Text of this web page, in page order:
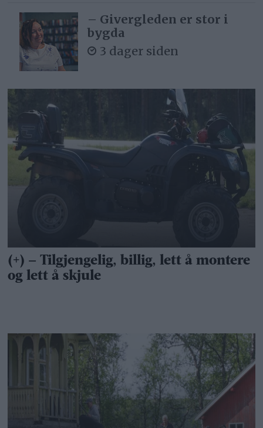
– Givergleden er stor i
bygda
3 dager siden